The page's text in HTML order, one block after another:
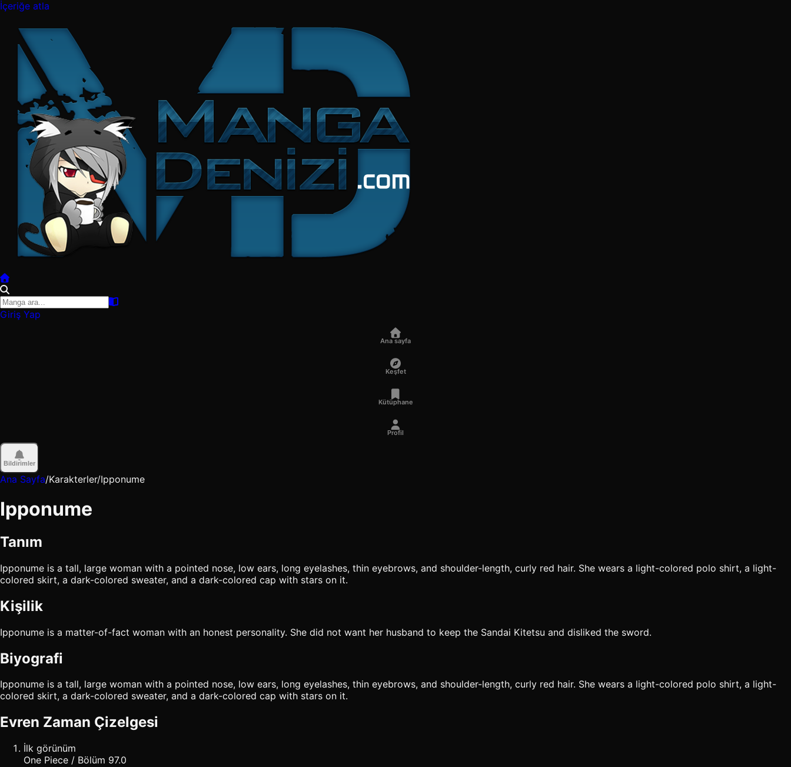
İçeriğe atla
Giriş Yap
Ana sayfa
Keşfet
Kütüphane
Profil
Bildirimler
Ana Sayfa/Karakterler/Ipponume
Ipponume
Tanım
Ipponume is a tall, large woman with a pointed nose, low ears, long eyelashes, thin eyebrows, and shoulder-length, curly red hair. She wears a light-colored polo shirt, a light-
colored skirt, a dark-colored sweater, and a dark-colored cap with stars on it.
Kişilik
Ipponume is a matter-of-fact woman with an honest personality. She did not want her husband to keep the Sandai Kitetsu and disliked the sword.
Biyografi
Ipponume is a tall, large woman with a pointed nose, low ears, long eyelashes, thin eyebrows, and shoulder-length, curly red hair. She wears a light-colored polo shirt, a light-
colored skirt, a dark-colored sweater, and a dark-colored cap with stars on it.
Evren Zaman Çizelgesi
İlk görünüm
One Piece / Bölüm 97.0